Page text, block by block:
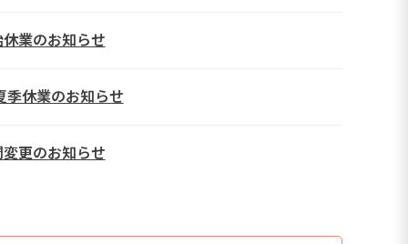
業のお知らせ
季休業のお知らせ
更のお知らせ